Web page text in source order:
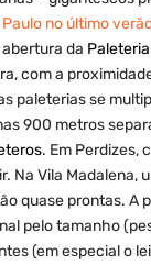
no último
da
com a
paleterias se
900 metros
. Em Perdizes,
Na Vila Madalena,
quase prontas. A
pelo tamanho
(em especial o